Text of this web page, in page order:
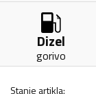
Dizel
gorivo
Stanje artikla: